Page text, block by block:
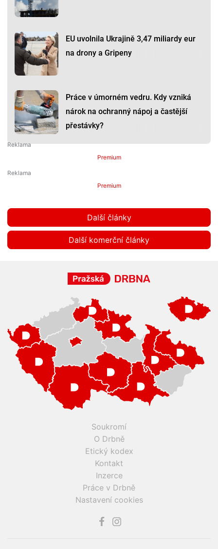
EU uvolnila Ukrajině 3,47 miliardy eur
na drony a Gripeny
Práce v úmorném vedru. Kdy vzniká
nárok na ochranný nápoj a častější
přestávky?
Premium
Premium
Další články
Další komerční články
Soukromí
O Drbně
Etický kodex
Kontakt
Inzerce
Práce v Drbně
Nastavení cookies